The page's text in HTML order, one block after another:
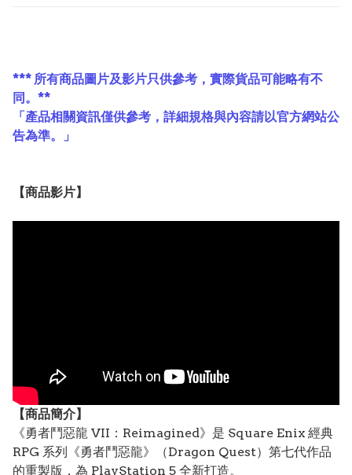
*** 所有商品圖片及影片只供參考，實際貨品可能略有不
同。**
「產品相關資訊僅供參考，詳細規格與內容請以官方網站公
告為準。」
【商品影片】
【商品簡介】
《勇者鬥惡龍 VII：Reimagined》是 Square Enix 經典
RPG 系列《勇者鬥惡龍》（Dragon Quest）第七代作品
的重製版，為 PlayStation 5 全新打造。